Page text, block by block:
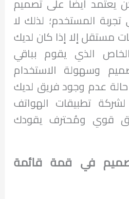
يعتمد أيضاً على تصميم
المستخدم؛ لذلك لا
مستقل إلا إذا كان لديك
الذي يقوم بباقي
وسهولة الاستخدام
حالة عدم وجود فريق لديك
تطبيقات الهواتف
قوي ومُحترف يقودك
في قمة قائمة